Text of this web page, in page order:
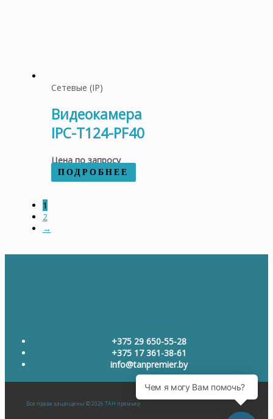
Сетевые (IP)
Видеокамера
IPC-T124-PF40
Цена по запросу
ПОДРОБНЕЕ
1
2
→
+375 29 650-55-28
+375 17 361-38-61
info@tanpremier.by
Все права защищены © 2026 ТАН премьер